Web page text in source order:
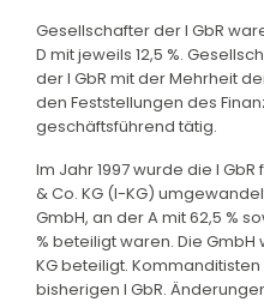
Gesellschafter der I GbR
D mit jeweils 12,5 %.
der I GbR mit der Mehrheit
den Feststellungen des
geschäftsführend tätig.
Im Jahr 1997 wurde die I
& Co. KG (I-KG)
GmbH, an der A mit 62,5 %
% beteiligt waren. Die
KG beteiligt.
bisherigen I GbR.